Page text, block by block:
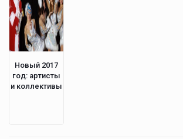
Новый 2017
год: артисты
и коллективы